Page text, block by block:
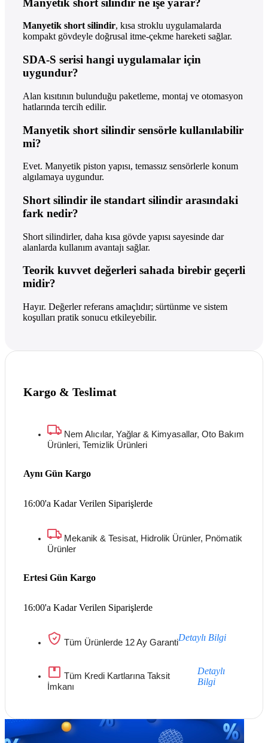
Manyetik short silindir, kısa stroklu uygulamalarda
kompakt gövdeyle doğrusal itme-çekme hareketi sağlar.
SDA-S serisi hangi uygulamalar için
uygundur?
Alan kısıtının bulunduğu paketleme, montaj ve otomasyon
hatlarında tercih edilir.
Manyetik short silindir sensörle kullanılabilir
mi?
Evet. Manyetik piston yapısı, temassız sensörlerle konum
algılamaya uygundur.
Short silindir ile standart silindir arasındaki
fark nedir?
Short silindirler, daha kısa gövde yapısı sayesinde dar
alanlarda kullanım avantajı sağlar.
Teorik kuvvet değerleri sahada birebir geçerli
midir?
Hayır. Değerler referans amaçlıdır; sürtünme ve sistem
koşulları pratik sonucu etkileyebilir.
Kargo & Teslimat
Nem Alıcılar, Yağlar & Kimyasallar, Oto Bakım
Ürünleri, Temizlik Ürünleri
16:00'a Kadar Verilen Siparişlerde
Aynı Gün Kargo
Mekanik & Tesisat, Hidrolik Ürünler, Pnömatik
Ürünler
16:00'a Kadar Verilen Siparişlerde
Ertesi Gün Kargo
Tüm Ürünlerde 12 Ay GarantiDetaylı Bilgi
Tüm Kredi Kartlarına Taksit
İmkanı
Detaylı
Bilgi